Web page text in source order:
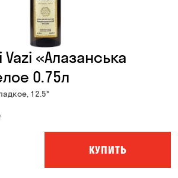
«Алазанська
0.75л
12.5°
КУПИТЬ